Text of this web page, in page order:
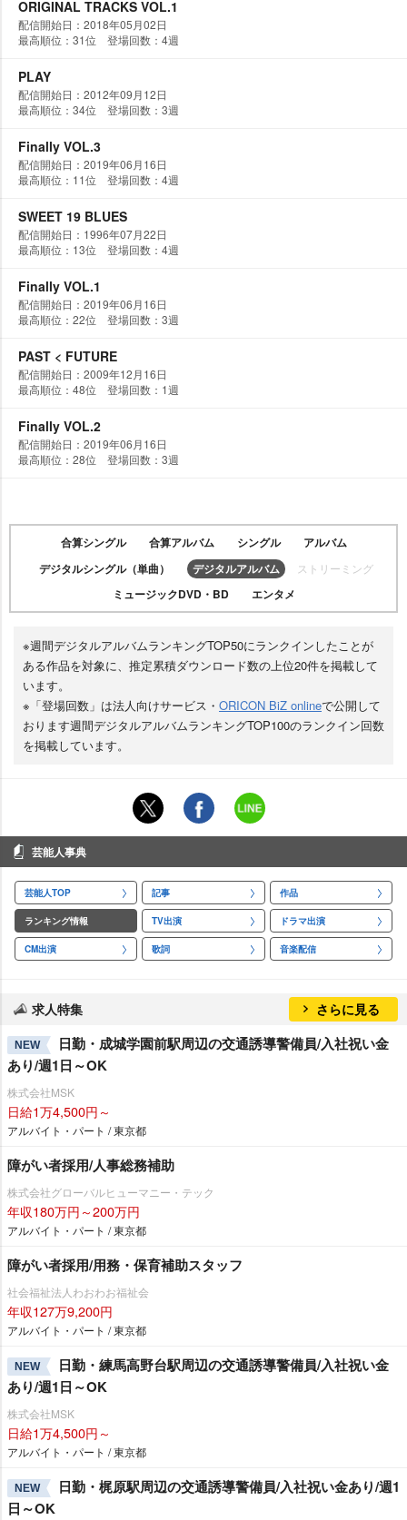
ORIGINAL TRACKS VOL.1
配信開始日：2018年05月02日
最高順位：31位 登場回数：4週
PLAY
配信開始日：2012年09月12日
最高順位：34位 登場回数：3週
Finally VOL.3
配信開始日：2019年06月16日
最高順位：11位 登場回数：4週
SWEET 19 BLUES
配信開始日：1996年07月22日
最高順位：13位 登場回数：4週
Finally VOL.1
配信開始日：2019年06月16日
最高順位：22位 登場回数：3週
PAST < FUTURE
配信開始日：2009年12月16日
最高順位：48位 登場回数：1週
Finally VOL.2
配信開始日：2019年06月16日
最高順位：28位 登場回数：3週
合算シングル 合算アルバム シングル
アルバム
デジタルシングル（単曲）
デジタルアルバム ストリーミング
ミュージックDVD・BD エンタメ
※週間デジタルアルバムランキングTOP50にランクインしたことが
ある作品を対象に、推定累積ダウンロード数の上位20件を掲載して
います。
※「登場回数」は法人向けサービス・ ORICON BiZ onlineで公開して
おります週間デジタルアルバムランキングTOP100のランクイン回数
を掲載しています。
芸能人事典
芸能人TOP 記事 作品
ランキング情報 TV出演 ドラマ出演
CM出演 歌詞 音楽配信
求人特集 さらに見る
NEW
日勤・成城学園前駅周辺の交通誘導警備員/入社祝い金
あり/週1日～OK
株式会社MSK
日給1万4,500円～
アルバイト・パート / 東京都
障がい者採用/人事総務補助
株式会社グローバルヒューマニー・テック
年収180万円～200万円
アルバイト・パート / 東京都
障がい者採用/用務・保育補助スタッフ
社会福祉法人わおわお福祉会
年収127万9,200円
アルバイト・パート / 東京都
NEW
日勤・練馬高野台駅周辺の交通誘導警備員/入社祝い金
あり/週1日～OK
株式会社MSK
日給1万4,500円～
アルバイト・パート / 東京都
NEW
日勤・梶原駅周辺の交通誘導警備員/入社祝い金あり/週1
日～OK